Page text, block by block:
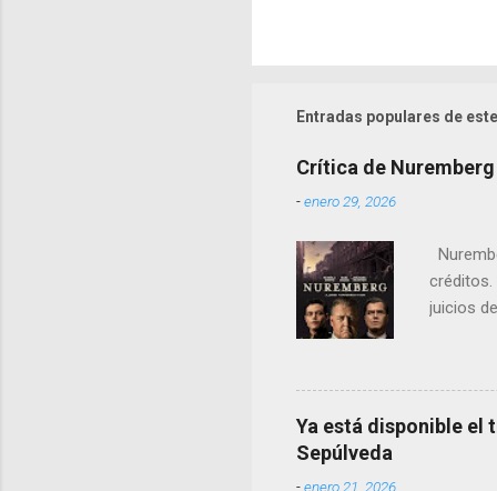
Entradas populares de
Crítica de Nuremberg
-enero 29, 2026
créditos.
juicios
Ya está disponible el
Sepúlveda
-enero 21, 2026